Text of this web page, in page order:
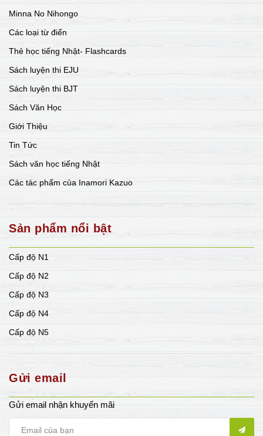
Minna No Nihongo
Các loại từ điển
Thẻ học tiếng Nhật- Flashcards
Sách luyện thi EJU
Sách luyện thi BJT
Sách Văn Học
Giới Thiệu
Tin Tức
Sách văn học tiếng Nhật
Các tác phẩm của Inamori Kazuo
Sản phẩm nổi bật
Cấp độ N1
Cấp độ N2
Cấp độ N3
Cấp độ N4
Cấp độ N5
Gửi email
Gửi email nhận khuyến mãi